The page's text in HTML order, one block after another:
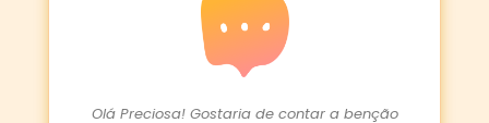
Gostaria de contar a benção
O Tudo bem? Hoje eu tive